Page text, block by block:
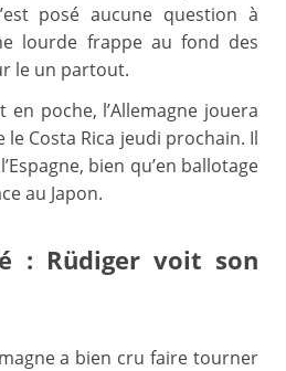
posé aucune question à
lourde frappe au fond des
le un partout.
poche, l’Allemagne jouera
Costa Rica jeudi prochain. Il
bien qu’en ballotage
au Japon.
: Rüdiger voit son
a bien cru faire tourner